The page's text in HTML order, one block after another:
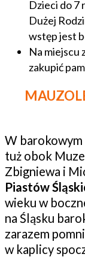
Dzieci do 7
Dużej
wstęp jest
Na miejscu
zakupić
W barokowym
tuż obok
Zbigniewa i
Piastów
wieku w
na Śląsku
zarazem
w kaplicy